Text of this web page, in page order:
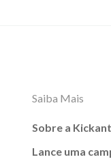
Saiba Mais
Sobre a
Lance uma